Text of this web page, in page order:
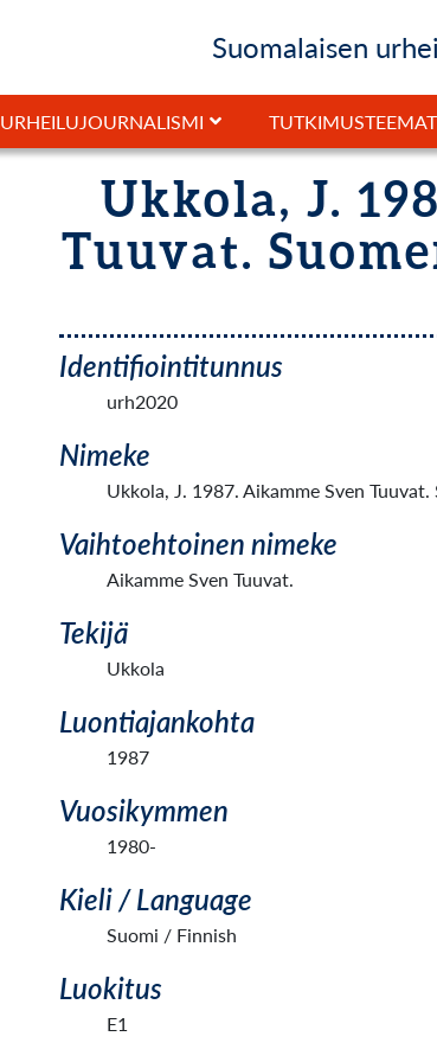
Suomalaisen
URHEILUJOURNALISMI TUTKIMUSTEEMAT
Ukkola, J.
Tuuvat.
Identifiointitunnus
urh2020
Nimeke
Ukkola, J. 1987. Aikamme Sven
Vaihtoehtoinen nimeke
Aikamme Sven Tuuvat.
Tekijä
Ukkola
Luontiajankohta
1987
Vuosikymmen
1980-
Kieli / Language
Suomi / Finnish
Luokitus
E1